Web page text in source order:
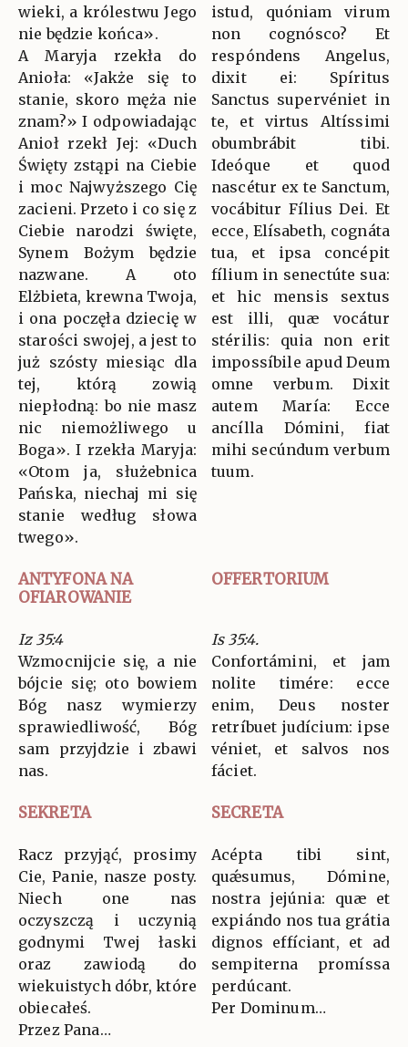
wieki, a królestwu Jego
nie będzie końca».
A Maryja rzekła do
Anioła: «Jakże się to
stanie, skoro męża nie
znam?» I odpowiadając
Anioł rzekł Jej: «Duch
Święty zstąpi na Ciebie
i moc Najwyższego Cię
zacieni. Przeto i co się z
Ciebie narodzi święte,
Synem Bożym będzie
nazwane. A oto
Elżbieta, krewna Twoja,
i ona poczęła dziecię w
starości swojej, a jest to
już szósty miesiąc dla
tej, którą zowią
niepłodną: bo nie masz
nic niemożliwego u
Boga». I rzekła Maryja:
«Otom ja, służebnica
Pańska, niechaj mi się
stanie według słowa
twego».
istud, quóniam virum
non cognósco? Et
respóndens Angelus,
dixit ei: Spíritus
Sanctus supervéniet in
te, et virtus Altíssimi
obumbrábit tibi.
Ideóque et quod
nascétur ex te Sanctum,
vocábitur Fílius Dei. Et
ecce, Elísabeth, cognáta
tua, et ipsa concépit
fílium in senectúte sua:
et hic mensis sextus
est illi, quæ vocátur
stérilis: quia non erit
impossíbile apud Deum
omne verbum. Dixit
autem María: Ecce
ancílla Dómini, fiat
mihi secúndum verbum
tuum.
ANTYFONA NA
OFIAROWANIE
OFFERTORIUM
Iz 35:4
Wzmocnijcie się, a nie
bójcie się; oto bowiem
Bóg nasz wymierzy
sprawiedliwość, Bóg
sam przyjdzie i zbawi
nas.
Is 35:4.
Confortámini, et jam
nolite timére: ecce
enim, Deus noster
retríbuet judícium: ipse
véniet, et salvos nos
fáciet.
SEKRETA SECRETA
Racz przyjąć, prosimy
Cie, Panie, nasze posty.
Niech one nas
oczyszczą i uczynią
godnymi Twej łaski
oraz zawiodą do
wiekuistych dóbr, które
obiecałeś.
Przez Pana…
Acépta tibi sint,
quǽsumus, Dómine,
nostra jejúnia: quæ et
expiándo nos tua grátia
dignos effíciant, et ad
sempiterna promíssa
perdúcant.
Per Dominum…